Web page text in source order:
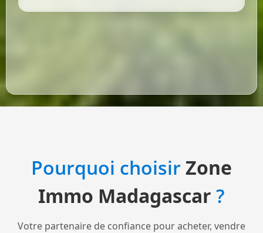
Pourquoi choisirZone
Immo Madagascar ?
Votre partenaire de confiance pour acheter, vendre